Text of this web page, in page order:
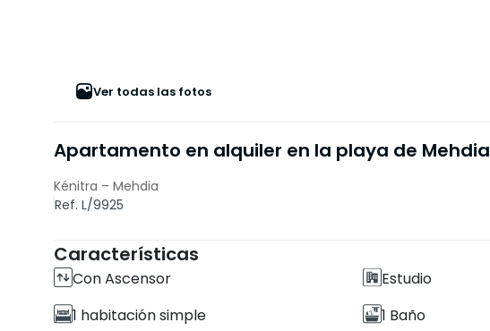
Ver todas las fotos
Apartamento en alquiler en la playa de Mehdia
Kénitra – Mehdia
Ref. L/9925
Características
Con Ascensor
Estudio
1 habitación simple
1 Baño